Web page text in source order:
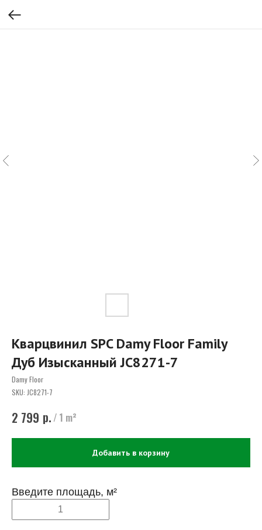
Кварцвинил SPC Damy Floor Family
Дуб Изысканный JC8271-7
Damy Floor
SKU: JC8271-7
2 799 р. / 1 m²
Добавить в корзину
Введите площадь, м²